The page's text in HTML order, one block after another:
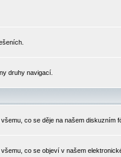
druhy navigací.
co se děje na našem diskuzním
co se objeví v našem